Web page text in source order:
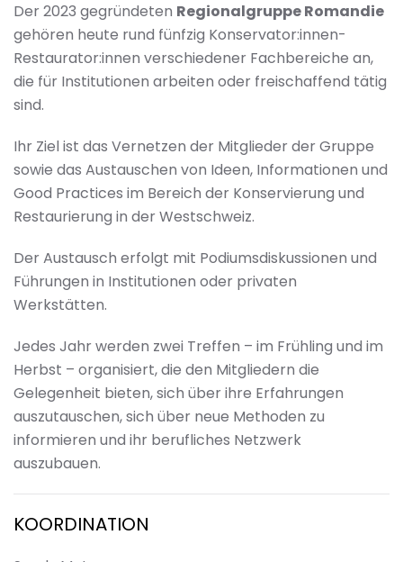
Der 2023 gegründeten Regionalgruppe Romandie
gehören heute rund fünfzig Konservator:innen-
Restaurator:innen verschiedener Fachbereiche an,
die für Institutionen arbeiten oder freischaffend tätig
sind.
Ihr Ziel ist das Vernetzen der Mitglieder der Gruppe
sowie das Austauschen von Ideen, Informationen und
Good Practices im Bereich der Konservierung und
Restaurierung in der Westschweiz.
Der Austausch erfolgt mit Podiumsdiskussionen und
Führungen in Institutionen oder privaten
Werkstätten.
Jedes Jahr werden zwei Treffen – im Frühling und im
Herbst – organisiert, die den Mitgliedern die
Gelegenheit bieten, sich über ihre Erfahrungen
auszutauschen, sich über neue Methoden zu
informieren und ihr berufliches Netzwerk
auszubauen.
KOORDINATION